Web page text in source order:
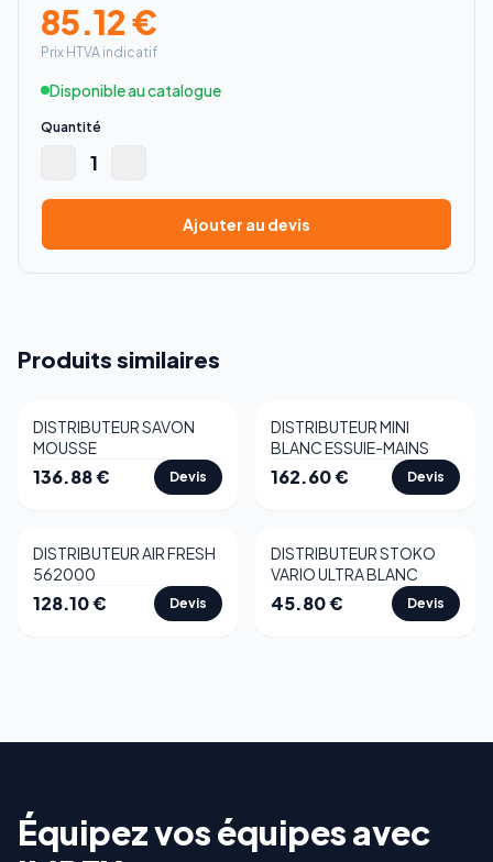
85.12€
Prix HTVA indicatif
Disponible au catalogue
Quantité
1
Ajouter au devis
Produits similaires
DISTRIBUTEUR SAVON
MOUSSE
136.88€ Devis
DISTRIBUTEUR MINI
BLANC ESSUIE-MAINS
162.60€ Devis
DISTRIBUTEUR AIR FRESH
562000
128.10€ Devis
DISTRIBUTEUR STOKO
VARIO ULTRA BLANC
45.80€ Devis
Équipez vos équipes avec